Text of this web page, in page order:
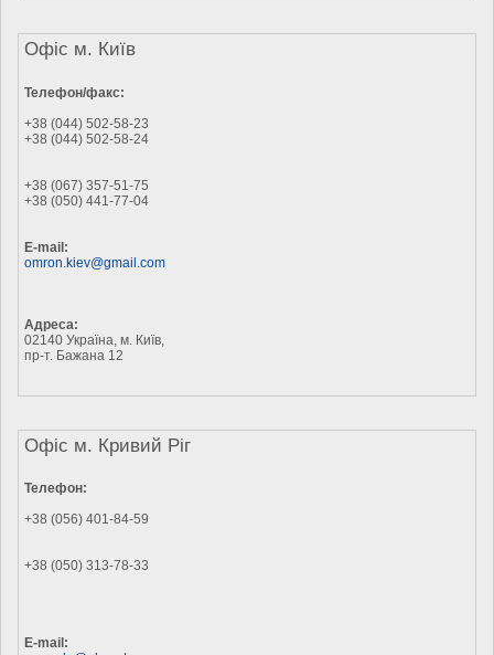
Офіс м. Київ
Телефон/факс:
+38 (044) 502-58-23
+38 (044) 502-58-24
+38 (067) 357-51-75
+38 (050) 441-77-04
E-mail:
omron.kiev@gmail.com
Адреса:
02140 Україна, м. Київ,
пр-т. Бажана 12
Офіс м. Кривий Ріг
Телефон:
+38 (056) 401-84-59
+38 (050) 313-78-33
E-mail: